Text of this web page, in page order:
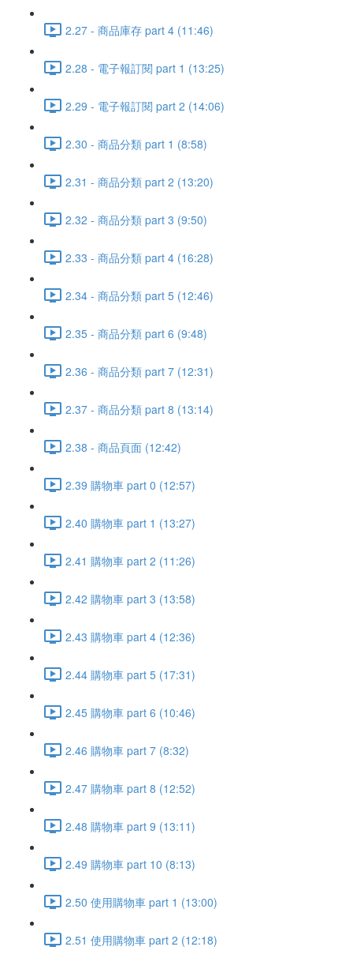
2.27 - 商品庫存 part 4 (11:46)
2.28 - 電子報訂閱 part 1 (13:25)
2.29 - 電子報訂閱 part 2 (14:06)
2.30 - 商品分類 part 1 (8:58)
2.31 - 商品分類 part 2 (13:20)
2.32 - 商品分類 part 3 (9:50)
2.33 - 商品分類 part 4 (16:28)
2.34 - 商品分類 part 5 (12:46)
2.35 - 商品分類 part 6 (9:48)
2.36 - 商品分類 part 7 (12:31)
2.37 - 商品分類 part 8 (13:14)
2.38 - 商品頁面 (12:42)
2.39 購物車 part 0 (12:57)
2.40 購物車 part 1 (13:27)
2.41 購物車 part 2 (11:26)
2.42 購物車 part 3 (13:58)
2.43 購物車 part 4 (12:36)
2.44 購物車 part 5 (17:31)
2.45 購物車 part 6 (10:46)
2.46 購物車 part 7 (8:32)
2.47 購物車 part 8 (12:52)
2.48 購物車 part 9 (13:11)
2.49 購物車 part 10 (8:13)
2.50 使用購物車 part 1 (13:00)
2.51 使用購物車 part 2 (12:18)